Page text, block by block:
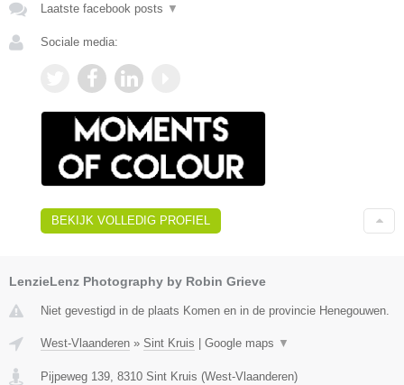
Laatste facebook posts ▼
Sociale media:
BEKIJK VOLLEDIG PROFIEL
LenzieLenz Photography by Robin Grieve
Niet gevestigd in de plaats Komen en in de provincie Henegouwen.
West-Vlaanderen » Sint Kruis Google maps ▼
Pijpeweg 139, 8310 Sint Kruis (West-Vlaanderen)